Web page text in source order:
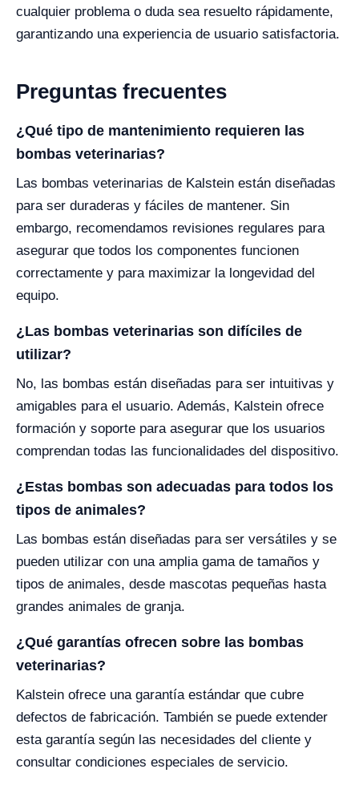
cualquier problema o duda sea resuelto rápidamente,
garantizando una experiencia de usuario satisfactoria.
Preguntas frecuentes
¿Qué tipo de mantenimiento requieren las
bombas veterinarias?
Las bombas veterinarias de Kalstein están diseñadas
para ser duraderas y fáciles de mantener. Sin
embargo, recomendamos revisiones regulares para
asegurar que todos los componentes funcionen
correctamente y para maximizar la longevidad del
equipo.
¿Las bombas veterinarias son difíciles de
utilizar?
No, las bombas están diseñadas para ser intuitivas y
amigables para el usuario. Además, Kalstein ofrece
formación y soporte para asegurar que los usuarios
comprendan todas las funcionalidades del dispositivo.
¿Estas bombas son adecuadas para todos los
tipos de animales?
Las bombas están diseñadas para ser versátiles y se
pueden utilizar con una amplia gama de tamaños y
tipos de animales, desde mascotas pequeñas hasta
grandes animales de granja.
¿Qué garantías ofrecen sobre las bombas
veterinarias?
Kalstein ofrece una garantía estándar que cubre
defectos de fabricación. También se puede extender
esta garantía según las necesidades del cliente y
consultar condiciones especiales de servicio.